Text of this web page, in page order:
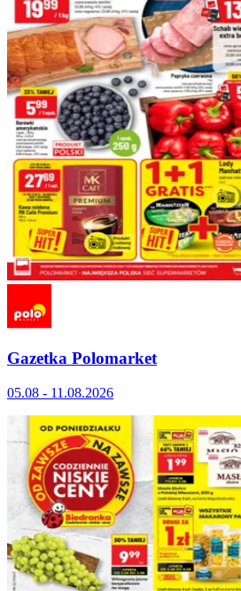
Gazetka Polomarket
05.08 - 11.08.2026